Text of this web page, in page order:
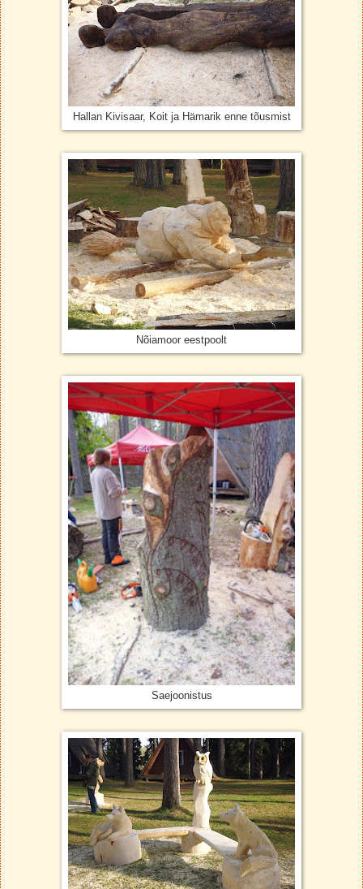
Hallan Kivisaar, Koit ja Hämarik enne tõusmist
Nõiamoor eestpoolt
Saejoonistus